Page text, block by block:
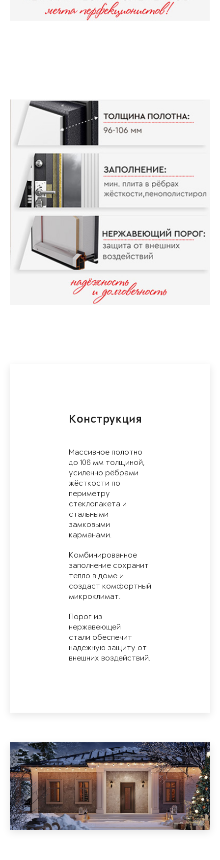
Конструкция
Массивное полотно
до 106 мм толщиной,
усиленно рёбрами
жёсткости по
периметру
стеклопакета и
стальными
замковыми
карманами.
Комбинированное
заполнение сохранит
тепло в доме и
создаст комфортный
микроклимат.
Порог из
нержавеющей
стали обеспечит
надёжную защиту от
внешних воздействий.